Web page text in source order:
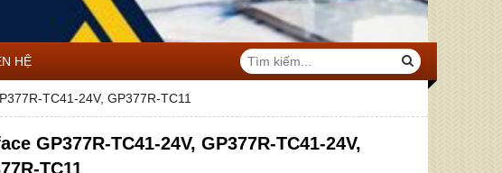
HỆ
TC41-24V, GP377R-TC11
GP377R-TC41-24V, GP377R-TC41-24V,
TC11